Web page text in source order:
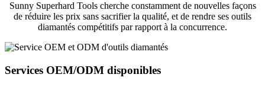
Sunny Superhard Tools cherche constamment de nouvelles façons
de réduire les prix sans sacrifier la qualité, et de rendre ses outils
diamantés compétitifs par rapport à la concurrence.
Services OEM/ODM disponibles